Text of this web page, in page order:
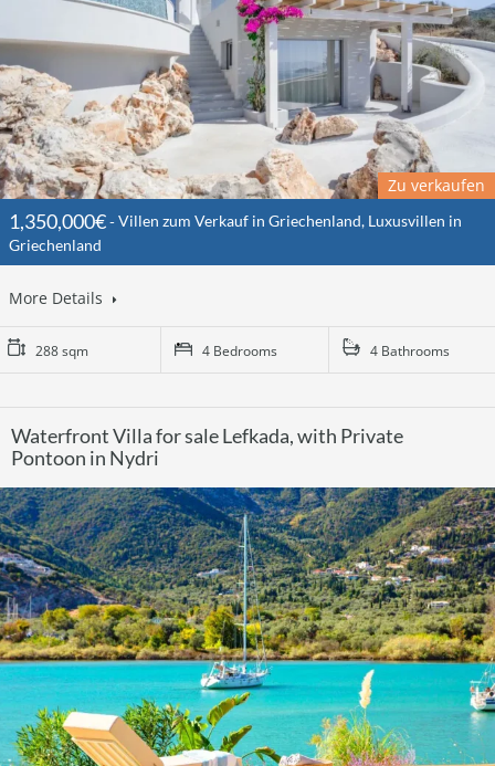
Zu verkaufen
1,350,000€
Villen zum Verkauf in Griechenland, Luxusvillen in
Griechenland
More Details
288 sqm 4 Bedrooms 4 Bathrooms
Waterfront Villa for sale Lefkada, with Private
Pontoon in Nydri